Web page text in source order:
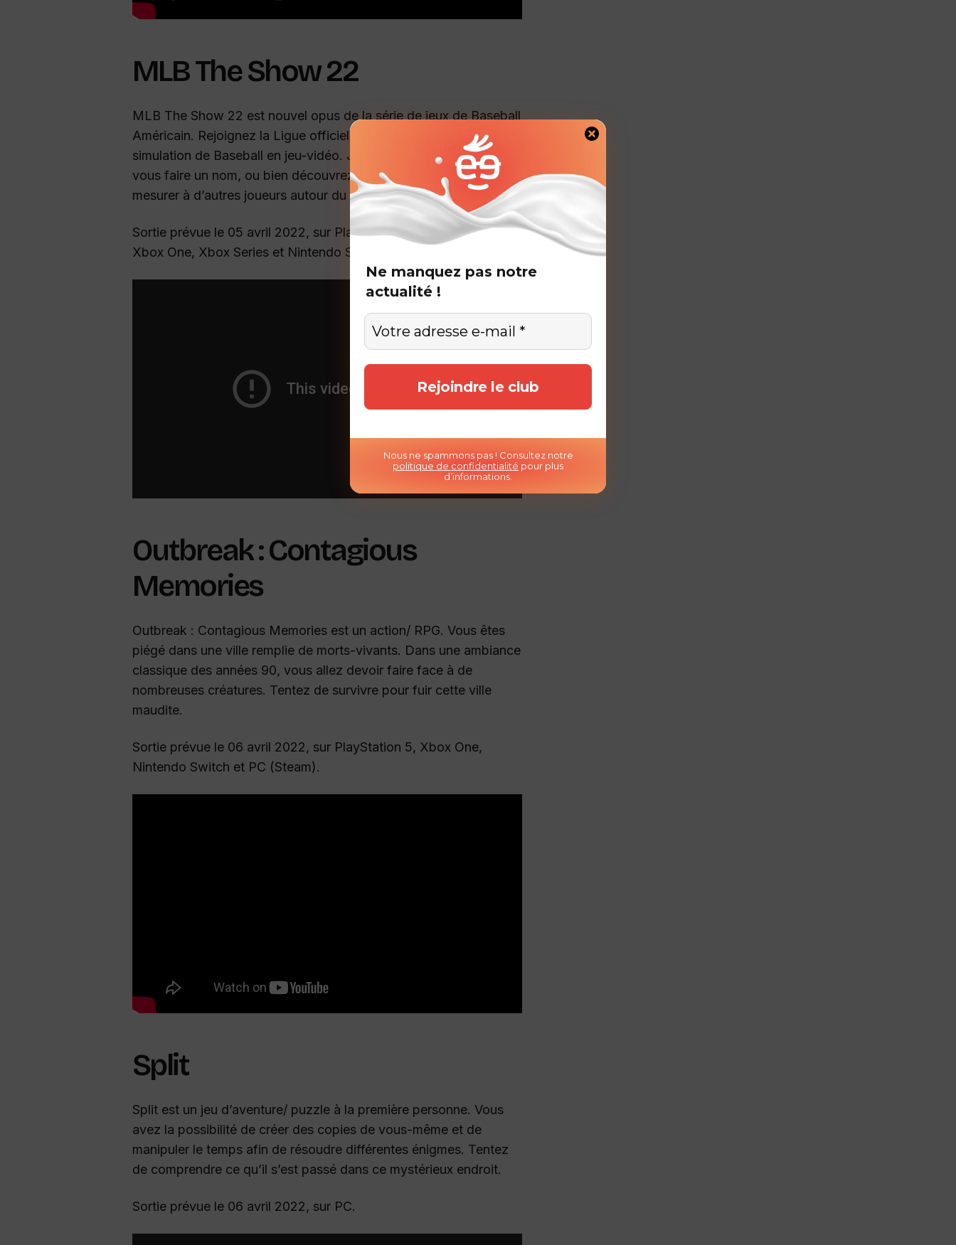
MLB The Show 22
MLB The Show 22 est nouvel opus de la série de jeux de Baseball
Américain. Rejoignez la Ligue officielle dans la plus grande
simulation de Baseball en jeu-vidéo. Jouez au mode carrière pour
vous faire un nom, ou bien découvrez le mode en ligne pour vous
mesurer à d’autres joueurs autour du globe.
Sortie prévue le 05 avril 2022, sur PlayStation 4, PlayStation 5,
Xbox One, Xbox Series et Nintendo Switch.
Outbreak : Contagious
Memories
Outbreak : Contagious Memories est un action/ RPG. Vous êtes
piégé dans une ville remplie de morts-vivants. Dans une ambiance
classique des années 90, vous allez devoir faire face à de
nombreuses créatures. Tentez de survivre pour fuir cette ville
maudite.
Sortie prévue le 06 avril 2022, sur PlayStation 5, Xbox One,
Nintendo Switch et PC (Steam).
Split
Split est un jeu d’aventure/ puzzle à la première personne. Vous
avez la possibilité de créer des copies de vous-même et de
manipuler le temps afin de résoudre différentes énigmes. Tentez
de comprendre ce qu’il s’est passé dans ce mystérieux endroit.
Sortie prévue le 06 avril 2022, sur PC.
Ne manquez pas notre
actualité !
Nous ne spammons pas ! Consultez notre
politique de confidentialité pour plus
d’informations.